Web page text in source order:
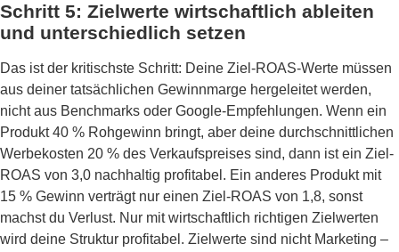
Schritt 5: Zielwerte wirtschaftlich ableiten
und unterschiedlich setzen
Das ist der kritischste Schritt: Deine Ziel-ROAS-Werte müssen
aus deiner tatsächlichen Gewinnmarge hergeleitet werden,
nicht aus Benchmarks oder Google-Empfehlungen. Wenn ein
Produkt 40 % Rohgewinn bringt, aber deine durchschnittlichen
Werbekosten 20 % des Verkaufspreises sind, dann ist ein Ziel-
ROAS von 3,0 nachhaltig profitabel. Ein anderes Produkt mit
15 % Gewinn verträgt nur einen Ziel-ROAS von 1,8, sonst
machst du Verlust. Nur mit wirtschaftlich richtigen Zielwerten
wird deine Struktur profitabel. Zielwerte sind nicht Marketing –